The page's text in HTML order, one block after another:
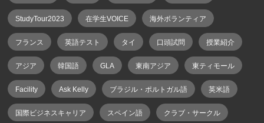
StudyTour2023 在学生VOICE 海外ボランティア
フランス 英語テスト タイ 口頭試問 授業紹介
アジア 韓国語 GLA 東南アジア 東ティモール
Facility Ask Kelly ブラジル・ポルトガル語 英米語
国際ビジネスキャリア スペイン語 クラブ・サークル